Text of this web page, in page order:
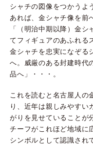
シャチの図像をつかうよ
あれば、金シャチ像を前
「（明治中期以降）金
てフィギュアのあふれる
金シャチを忠実になぞる
へ。威厳のある封建時代
品へ」・・・。
これを読むと名古屋人の
り、近年は親しみやすい
がりを見せていることが
チーフがこれほど地域に
シンボルとして認識され